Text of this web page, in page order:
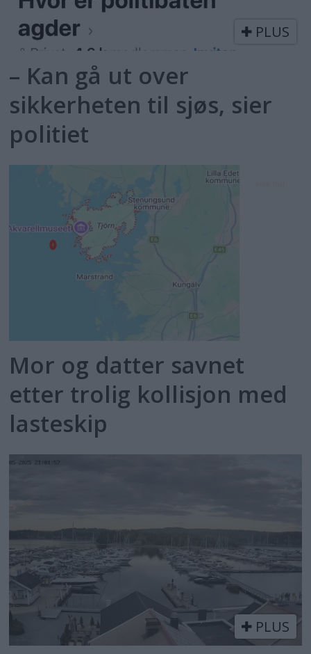
PLUS
– Kan gå ut over
sikkerheten til sjøs, sier
politiet
Mor og datter savnet
etter trolig kollisjon med
lasteskip
PLUS